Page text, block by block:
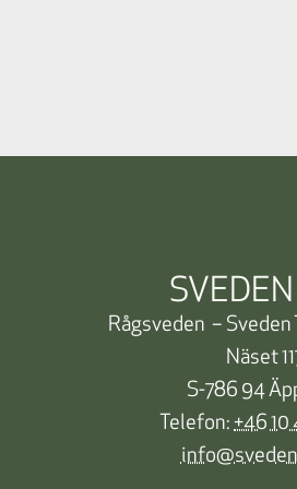
Rågsveden –
Näset
S-786 94
Telefon: +46 10